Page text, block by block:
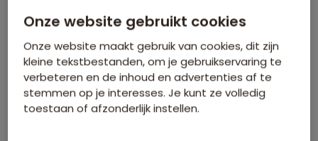
vandaag de dag opwerpt als een historische schat
aan de Lycische kust.
Onze website gebruikt cookies
Onze website maakt gebruik van cookies, dit zijn
kleine tekstbestanden, om je gebruikservaring te
verbeteren en de inhoud en advertenties af te
stemmen op je interesses. Je kunt ze volledig
toestaan of afzonderlijk instellen.